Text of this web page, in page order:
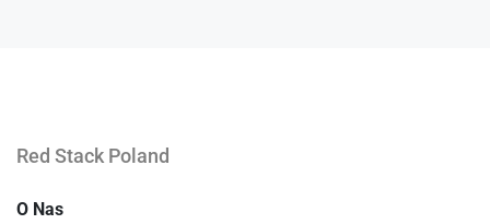
Red Stack Poland
O Nas